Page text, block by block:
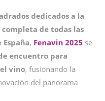
dedicados a la
completa de todas las
, Fenavin 2025 se
encuentro para
vino, fusionando la
del panorama